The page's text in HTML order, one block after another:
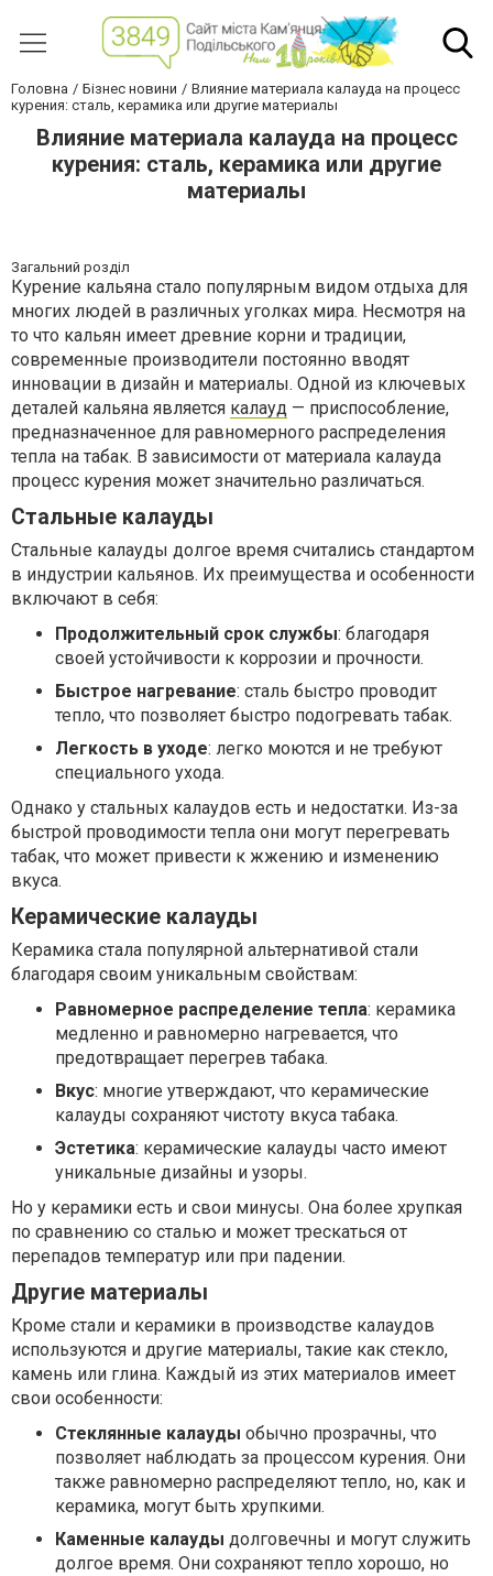
Головна Бізнес новини
Влияние материала калауда на процесс
курения: сталь, керамика или другие материалы
Влияние материала калауда на процесс
курения: сталь, керамика или другие
материалы
Загальний розділ
Курение кальяна стало популярным видом отдыха для
многих людей в различных уголках мира. Несмотря на
то что кальян имеет древние корни и традиции,
современные производители постоянно вводят
инновации в дизайн и материалы. Одной из ключевых
деталей кальяна является калауд — приспособление,
предназначенное для равномерного распределения
тепла на табак. В зависимости от материала калауда
процесс курения может значительно различаться.
Стальные калауды
Стальные калауды долгое время считались стандартом
в индустрии кальянов. Их преимущества и особенности
включают в себя:
Продолжительный срок службы: благодаря
своей устойчивости к коррозии и прочности.
Быстрое нагревание: сталь быстро проводит
тепло, что позволяет быстро подогревать табак.
Легкость в уходе: легко моются и не требуют
специального ухода.
Однако у стальных калаудов есть и недостатки. Из-за
быстрой проводимости тепла они могут перегревать
табак, что может привести к жжению и изменению
вкуса.
Керамические калауды
Керамика стала популярной альтернативой стали
благодаря своим уникальным свойствам:
Равномерное распределение тепла: керамика
медленно и равномерно нагревается, что
предотвращает перегрев табака.
Вкус: многие утверждают, что керамические
калауды сохраняют чистоту вкуса табака.
Эстетика: керамические калауды часто имеют
уникальные дизайны и узоры.
Но у керамики есть и свои минусы. Она более хрупкая
по сравнению со сталью и может трескаться от
перепадов температур или при падении.
Другие материалы
Кроме стали и керамики в производстве калаудов
используются и другие материалы, такие как стекло,
камень или глина. Каждый из этих материалов имеет
свои особенности:
Стеклянные калауды обычно прозрачны, что
позволяет наблюдать за процессом курения. Они
также равномерно распределяют тепло, но, как и
керамика, могут быть хрупкими.
Каменные калауды долговечны и могут служить
долгое время. Они сохраняют тепло хорошо, но